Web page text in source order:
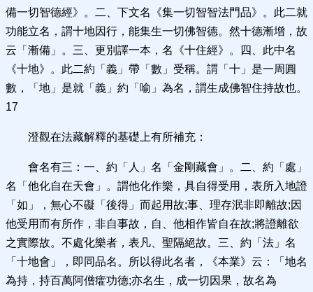
備一切智德經》。二、下文名《集一切智智法門品》。此二就
功能立名，謂十地因行，能集生一切佛智德。然十德漸增，故
云「漸備」。三、更別譯一本，名《十住經》。四、此中名
《十地》。此二約「義」帶「數」受稱。謂「十」是一周圓
數，「地」是就「義」約「喻」為名，謂生成佛智住持故也。
17
澄觀在法藏解釋的基礎上有所補充：
會名有三：一、約「人」名「金剛藏會」。二、約「處」
名「他化自在天會」。謂他化作樂，具自得受用，表所入地證
「如」，無心不礙「後得」而起用故;事、理存泯非即離故;因
他受用而有所作，非自事故，自、他相作皆自在故;將證離欲
之實際故。不處化樂者，表凡、聖隔絕故。三、約「法」名
「十地會」，即同品名。所以得此名者，《本業》云：「地名
為持，持百萬阿僧癨功德;亦名生，成一切因果，故名為